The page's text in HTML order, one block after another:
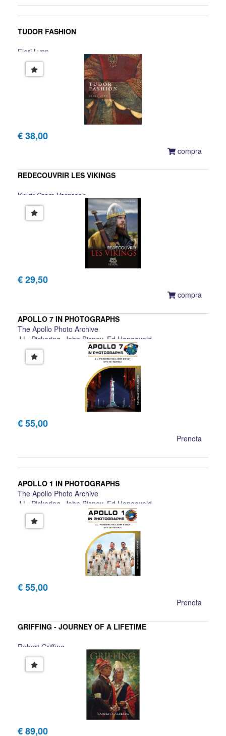
TUDOR FASHION
Eleri Lynn
€ 38,00
compra
REDECOUVRIR LES VIKINGS
Knutr Crom Vargsson
€ 29,50
compra
APOLLO 7 IN PHOTOGRAPHS
The Apollo Photo Archive
J.L. Pickering, John Bisney, Ed Hengeveld
€ 55,00
Prenota
APOLLO 1 IN PHOTOGRAPHS
The Apollo Photo Archive
J.L. Pickering, John Bisney, Ed Hengeveld
€ 55,00
Prenota
GRIFFING - JOURNEY OF A LIFETIME
Robert Griffing
€ 89,00